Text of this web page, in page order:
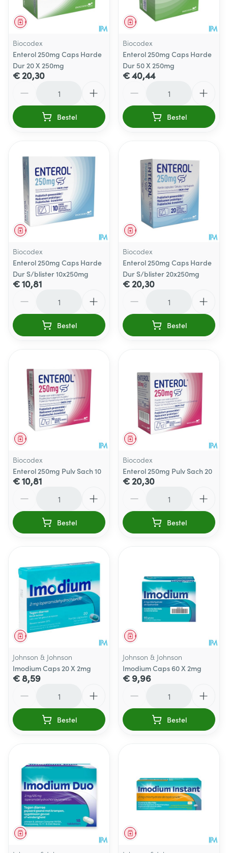
Geneesmiddel
Biocodex
Enterol 250mg Caps Harde
Dur 20 X 250mg
€ 20,30
Bestel
Geneesmiddel
Biocodex
Enterol 250mg Caps Harde
Dur 50 X 250mg
€ 40,44
Bestel
Geneesmiddel
Biocodex
Enterol 250mg Caps Harde
Dur S/blister 10x250mg
€ 10,81
Bestel
Geneesmiddel
Biocodex
Enterol 250mg Caps Harde
Dur S/blister 20x250mg
€ 20,30
Bestel
Geneesmiddel
Biocodex
Enterol 250mg Pulv Sach 10
€ 10,81
Bestel
Geneesmiddel
Biocodex
Enterol 250mg Pulv Sach 20
€ 20,30
Bestel
Geneesmiddel
Johnson & Johnson
Imodium Caps 20 X 2mg
€ 8,59
Bestel
Geneesmiddel
Johnson & Johnson
Imodium Caps 60 X 2mg
€ 9,96
Bestel
Geneesmiddel Geneesmiddel